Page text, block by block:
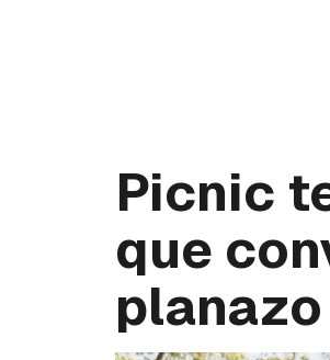
Picnic
que
planazo